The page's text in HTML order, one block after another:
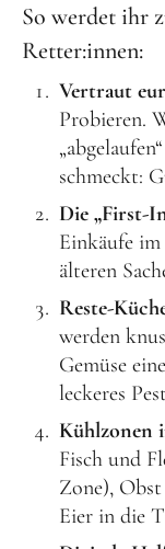
So werdet ihr
Retter:innen:
Vertraut
Probieren.
schmeckt:
Die „First-
Einkäufe
älteren
Reste-
werden
Gemüse
leckeres
Kühlzonen
Fisch und
Zone),
Eier in die